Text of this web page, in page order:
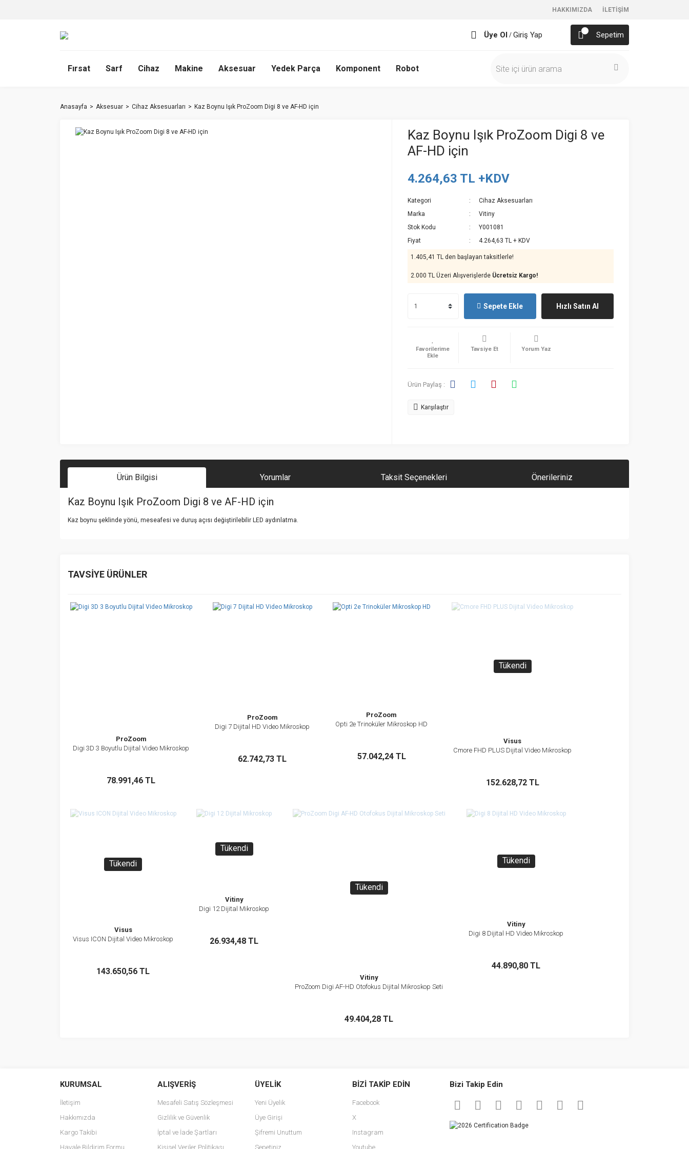
HAKKIMIZDA İLETİŞİM
Üye Ol / Giriş Yap Sepetim
Fırsat Sarf Cihaz Makine Aksesuar Yedek Parça Komponent Robot
Anasayfa Aksesuar Cihaz Aksesuarları Kaz Boynu Işık ProZoom Digi 8 ve AF-HD için
Kaz Boynu Işık ProZoom Digi 8 ve
AF-HD için
4.264,63 TL +KDV
Kategori
Cihaz Aksesuarları
Marka
Vitiny
Stok Kodu
Y001081
Fiyat
4.264,63 TL + KDV
1.405,41 TL den başlayan taksitlerle!
2.000 TL Üzeri Alışverişlerde Ücretsiz Kargo!
Sepete Ekle Hızlı Satın Al
Tavsiye Et Yorum Yaz
Ürün Paylaş :
Karşılaştır
Ürün Bilgisi Yorumlar Taksit Seçenekleri Önerileriniz
Kaz Boynu Işık ProZoom Digi 8 ve AF-HD için
Kaz boynu şeklinde yönü, meseafesi ve duruş açısı değiştirilebilir LED aydınlatma.
TAVSİYE ÜRÜNLER
ProZoom
Digi 3D 3 Boyutlu Dijital Video Mikroskop
78.991,46 TL
İncele
Sepete Ekle
ProZoom
Digi 7 Dijital HD Video Mikroskop
62.742,73 TL
İncele
Sepete Ekle
ProZoom
Opti 2e Trinoküler Mikroskop HD
57.042,24 TL
İncele
Sepete Ekle
Tükendi
Visus
Cmore FHD PLUS Dijital Video Mikroskop
152.628,72 TL
İncele
Stokta Yok
Tükendi
Visus
Visus ICON Dijital Video Mikroskop
143.650,56 TL
İncele
Stokta Yok
Tükendi
Vitiny
Digi 12 Dijital Mikroskop
26.934,48 TL
İncele
Stokta Yok
Tükendi
Vitiny
ProZoom Digi AF-HD Otofokus Dijital Mikroskop Seti
49.404,28 TL
İncele
Stokta Yok
Tükendi
Vitiny
Digi 8 Dijital HD Video Mikroskop
44.890,80 TL
İncele
Stokta Yok
KURUMSAL
İletişim
Hakkımızda
Kargo Takibi
Havale Bildirim Formu
ALIŞVERİŞ
Mesafeli Satış Sözleşmesi
Gizlilik ve Güvenlik
İptal ve İade Şartları
Kişisel Veriler Politikası
ÜYELİK
Yeni Üyelik
Üye Girişi
Şifremi Unuttum
Sepetiniz
BİZİ TAKİP EDİN
Facebook
X
Instagram
Youtube
Bizi Takip Edin